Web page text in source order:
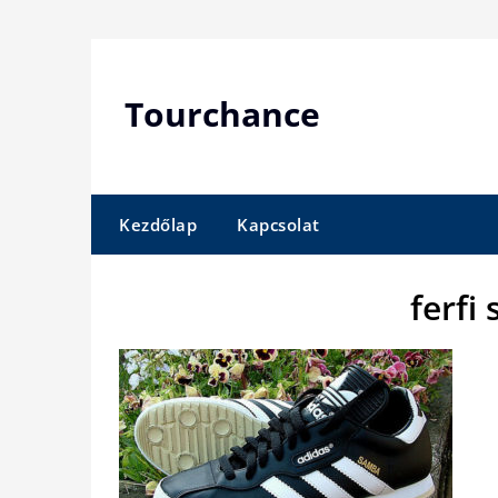
Tourchance
Kezdőlap Kapcsolat
ferfi